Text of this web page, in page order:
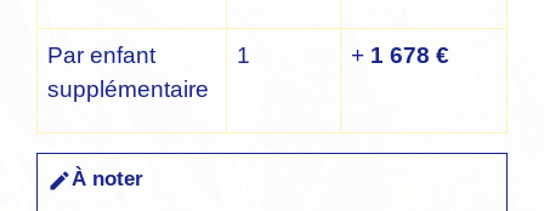
Par enfant
supplémentaire
1 + 1 678 €
editÀ noter